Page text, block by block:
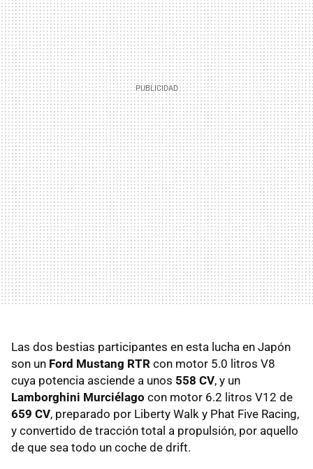
Las dos bestias participantes en esta lucha en Japón
son un Ford Mustang RTR con motor 5.0 litros V8
cuya potencia asciende a unos 558 CV, y un
Lamborghini Murciélago con motor 6.2 litros V12 de
659 CV, preparado por Liberty Walk y Phat Five Racing,
y convertido de tracción total a propulsión, por aquello
de que sea todo un coche de drift.